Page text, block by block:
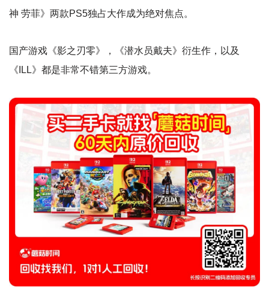
神 劳菲》两款PS5独占大作成为绝对焦点。
国产游戏《影之刃零》，《潜水员戴夫》衍生作，以及
《ILL》都是非常不错第三方游戏。